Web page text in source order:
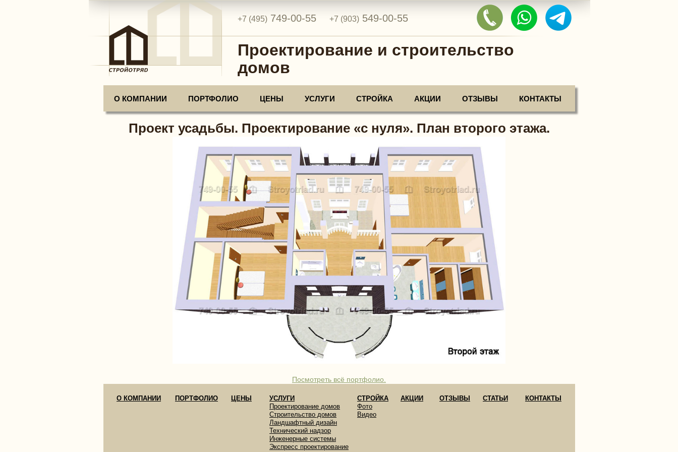
Проектирование и строительство
домов
+7 (495)749-00-55 +7 (903)549-00-55
О КОМПАНИИ ПОРТФОЛИО ЦЕНЫ УСЛУГИ СТРОЙКА АКЦИИ ОТЗЫВЫ КОНТАКТЫ
Проект усадьбы. Проектирование «с нуля». План второго этажа.
Посмотреть всё портфолио.
О КОМПАНИИ ПОРТФОЛИО ЦЕНЫ
УСЛУГИ
Проектирование домов
Строительство домов
Ландшафтный дизайн
Технический надзор
Инженерные системы
Экспресс проектирование
СТРОЙКА
Фото
Видео
АКЦИИ ОТЗЫВЫ СТАТЬИ КОНТАКТЫ